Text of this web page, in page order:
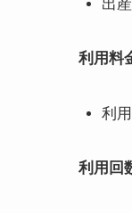
出
利用料
利
利用回